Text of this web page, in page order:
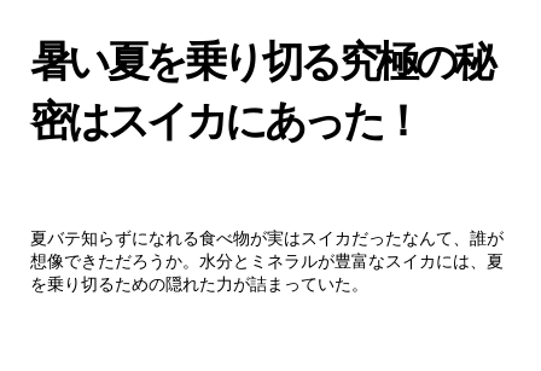
暑い夏を乗り切る究極の秘
密はスイカにあった！
夏バテ知らずになれる食べ物が実はスイカだったなんて、誰が
想像できただろうか。水分とミネラルが豊富なスイカには、夏
を乗り切るための隠れた力が詰まっていた。